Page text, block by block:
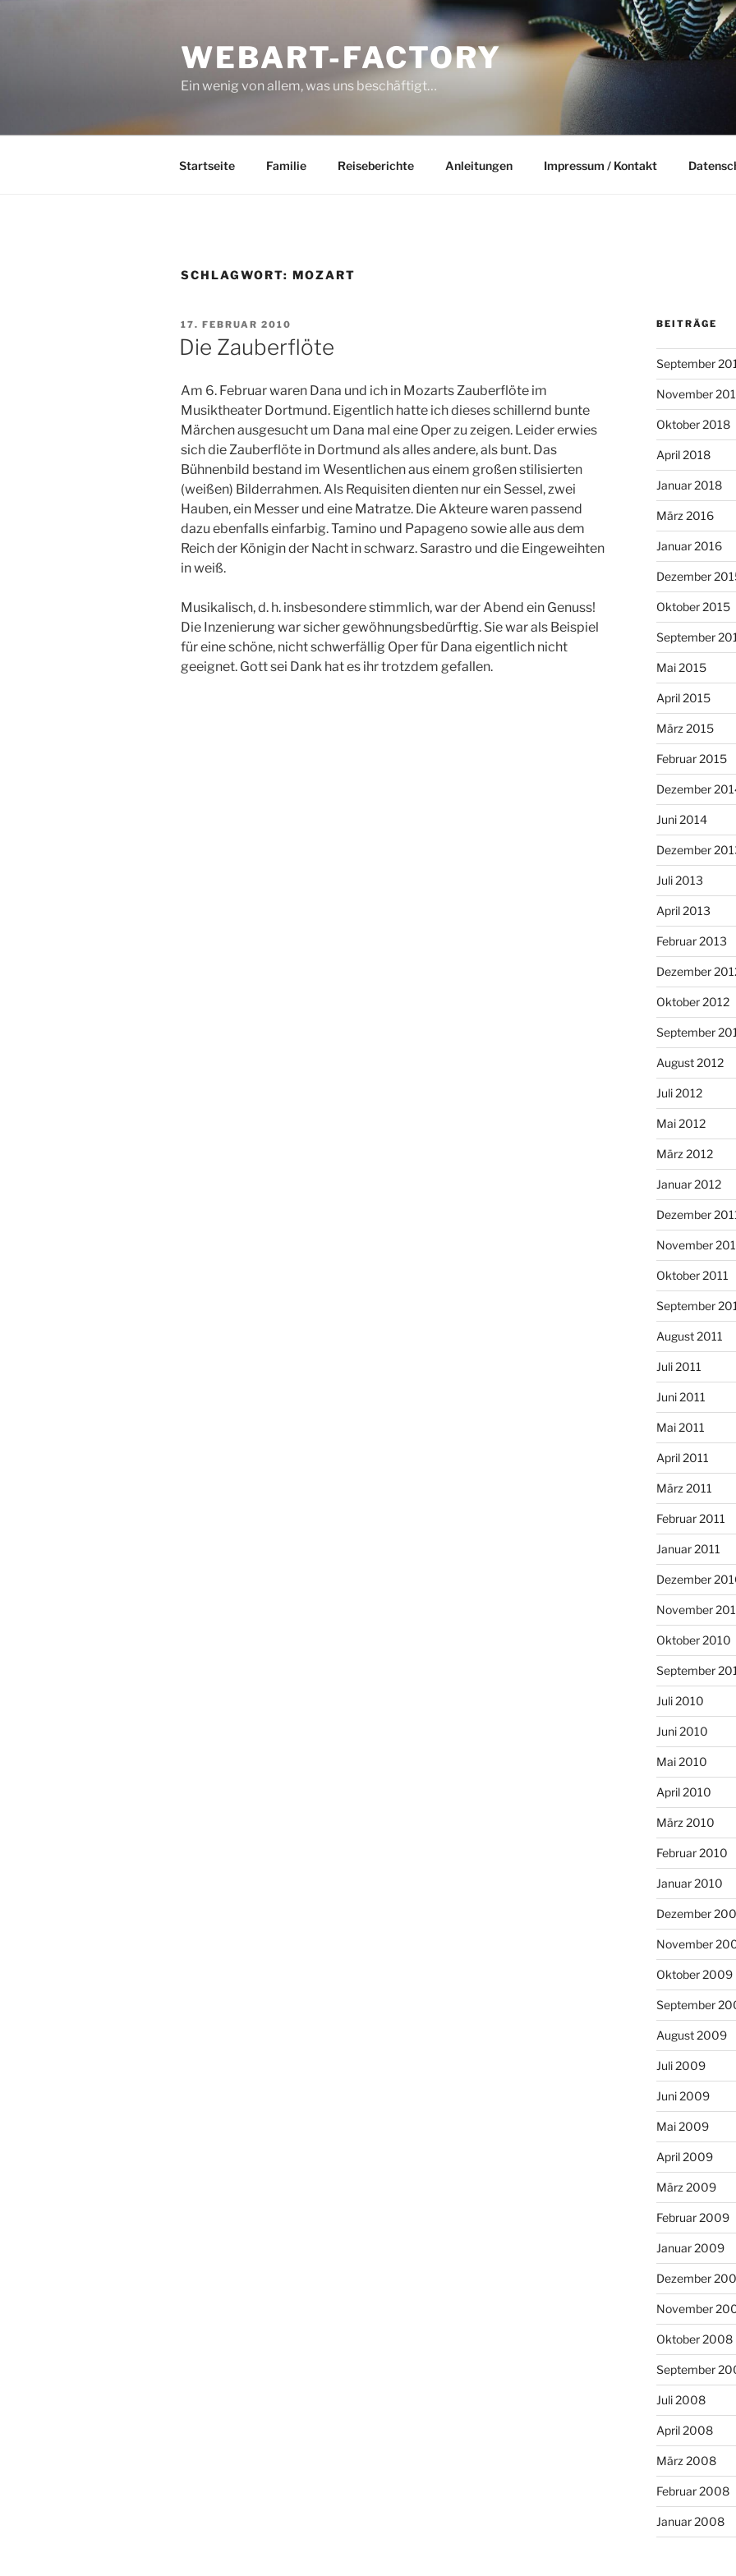
WEBART-FACTORY
Ein wenig von allem, was uns beschäftigt…
Startseite Familie Reiseberichte Anleitungen Impressum / Kontakt
SCHLAGWORT: MOZART
VERÖFFENTLICHT
AM
17. FEBRUAR 2010
Die Zauberflöte
Am 6. Februar waren Dana und ich in Mozarts Zauberflöte im
Musiktheater Dortmund. Eigentlich hatte ich dieses schillernd bunte
Märchen ausgesucht um Dana mal eine Oper zu zeigen. Leider erwies
sich die Zauberflöte in Dortmund als alles andere, als bunt. Das
Bühnenbild bestand im Wesentlichen aus einem großen stilisierten
(weißen) Bilderrahmen. Als Requisiten dienten nur ein Sessel, zwei
Hauben, ein Messer und eine Matratze. Die Akteure waren passend
dazu ebenfalls einfarbig. Tamino und Papageno sowie alle aus dem
Reich der Königin der Nacht in schwarz. Sarastro und die Eingeweihten
in weiß.
Musikalisch, d. h. insbesondere stimmlich, war der Abend ein Genuss!
Die Inzenierung war sicher gewöhnungsbedürftig. Sie war als Beispiel
für eine schöne, nicht schwerfällig Oper für Dana eigentlich nicht
geeignet. Gott sei Dank hat es ihr trotzdem gefallen.
BEITRÄGE
September
November
Oktober 2018
April 2018
Januar 2018
März 2016
Januar 2016
Dezember
Oktober 2015
September
Mai 2015
April 2015
März 2015
Februar 2015
Dezember
Juni 2014
Dezember
Juli 2013
April 2013
Februar 2013
Dezember
Oktober 2012
September
August 2012
Juli 2012
Mai 2012
März 2012
Januar 2012
Dezember
November
Oktober 2011
September
August 2011
Juli 2011
Juni 2011
Mai 2011
April 2011
März 2011
Februar 2011
Januar 2011
Dezember
November
Oktober 2010
September
Juli 2010
Juni 2010
Mai 2010
April 2010
März 2010
Februar 2010
Januar 2010
Dezember
November
Oktober 2009
September
August 2009
Juli 2009
Juni 2009
Mai 2009
April 2009
März 2009
Februar 2009
Januar 2009
Dezember
November
Oktober 2008
September
Juli 2008
April 2008
März 2008
Februar 2008
Januar 2008